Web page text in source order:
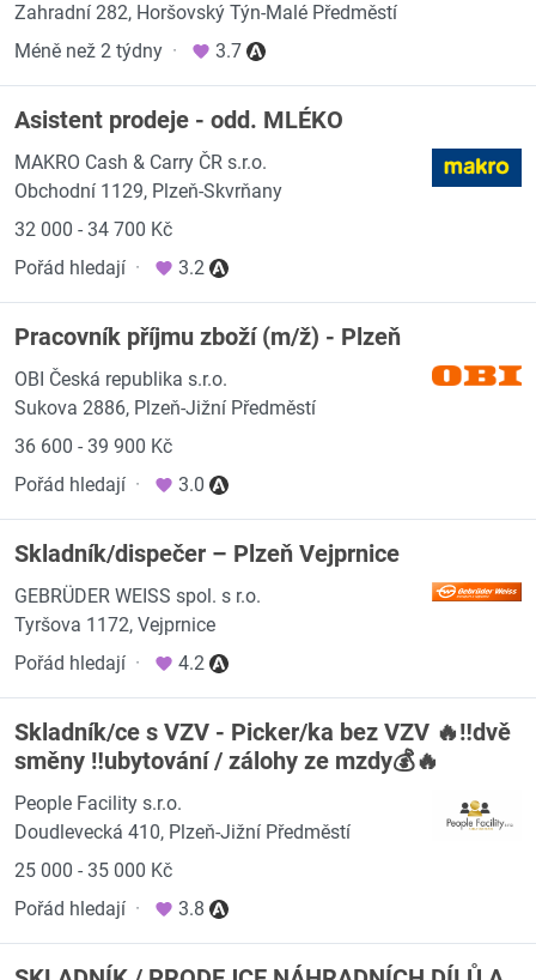
Zahradní 282, Horšovský Týn-Malé Předměstí
Méně než 2 týdny · 3.7
Asistent prodeje - odd. MLÉKO
MAKRO Cash & Carry ČR s.r.o.
Obchodní 1129, Plzeň-Skvrňany
32 000 - 34 700 Kč
Pořád hledají · 3.2
Pracovník příjmu zboží (m/ž) - Plzeň
OBI Česká republika s.r.o.
Sukova 2886, Plzeň-Jižní Předměstí
36 600 - 39 900 Kč
Pořád hledají · 3.0
Skladník/dispečer – Plzeň Vejprnice
GEBRÜDER WEISS spol. s r.o.
Tyršova 1172, Vejprnice
Pořád hledají · 4.2
Skladník/ce s VZV - Picker/ka bez VZV 🔥‼️dvě
směny ‼️ubytování / zálohy ze mzdy💰🔥
People Facility s.r.o.
Doudlevecká 410, Plzeň-Jižní Předměstí
25 000 - 35 000 Kč
Pořád hledají · 3.8